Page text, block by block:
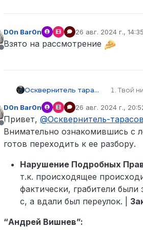
Не в сети
D0n Bar0n 26 авг. 2024 г., 14:35
отредактировано
Взято на рассмотрение
Осквернитель тарасов
Твой
Твои
Имя
Имеет
меню)
Дата
Не в сети
D0n Bar0n 26 авг. 2024 г.,
отредактировано
Привет, @Осквернитель-тарасов
Внимательно ознакомившись с
готов переходить к ее разбору.
Нарушение Подробных
т.к. происходящее
фактически, грабители
с, а вдали был переулок. |
“Андрей Вишнев”: